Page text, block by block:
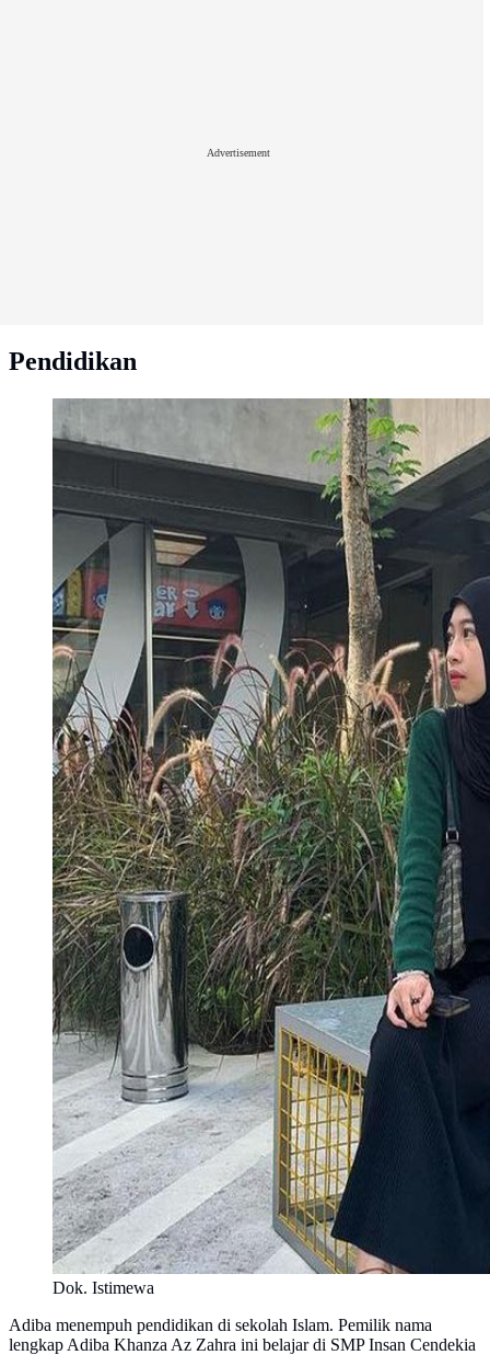
Advertisement
Pendidikan
Dok. Istimewa
Adiba menempuh pendidikan di sekolah Islam. Pemilik nama
lengkap Adiba Khanza Az Zahra ini belajar di SMP Insan Cendekia